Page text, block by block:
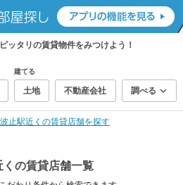
ッタリの賃貸物件をみつけよう！
建てる
土地 不動産会社 調べる
止駅近くの賃貸店舗を探す
くの賃貸店舗一覧